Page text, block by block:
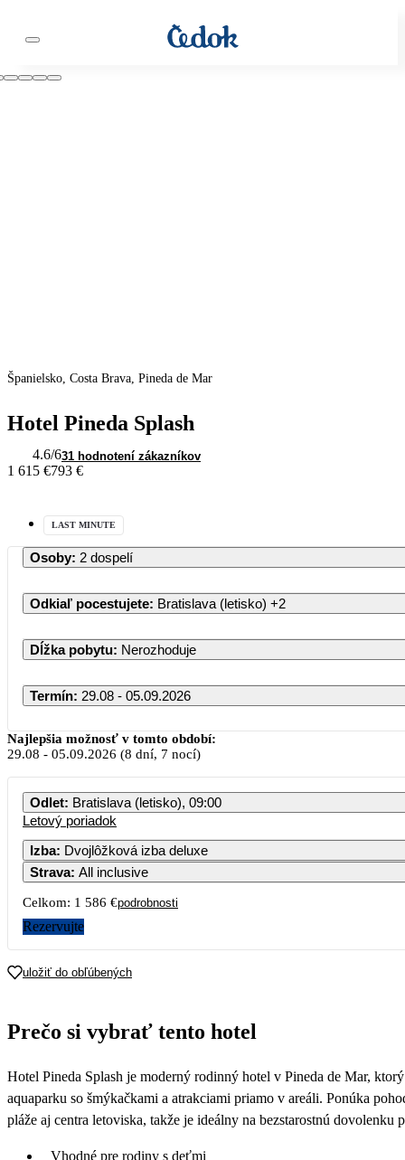
Španielsko, Costa Brava, Pineda de Mar
Hotel Pineda Splash
4.6/631 hodnotení zákazníkov
1 615 €793 €
LAST MINUTE
Osoby: 2 dospelí
Odkiaľ pocestujete: Bratislava (letisko) +2
Dĺžka pobytu: Nerozhoduje
Termín: 29.08 - 05.09.2026
August
PO UT ST ŠT
Najlepšia možnosť v tomto období:
29.08 - 05.09.2026 (8 dní, 7 nocí)
Odlet: Bratislava (letisko), 09:00
Letový poriadok
Izba: Dvojlôžková izba deluxe
Strava: All inclusive
Celkom: 1 586 €podrobnosti
Rezervujte
uložiť do obľúbených
Prečo si vybrať tento hotel
Hotel Pineda Splash je moderný rodinný hotel v Pineda de Mar,
aquaparku so šmýkačkami a atrakciami priamo v areáli. Ponúka
pláže aj centra letoviska, takže je ideálny na bezstarostnú dovolenku
Vhodné pre rodiny s deťmi